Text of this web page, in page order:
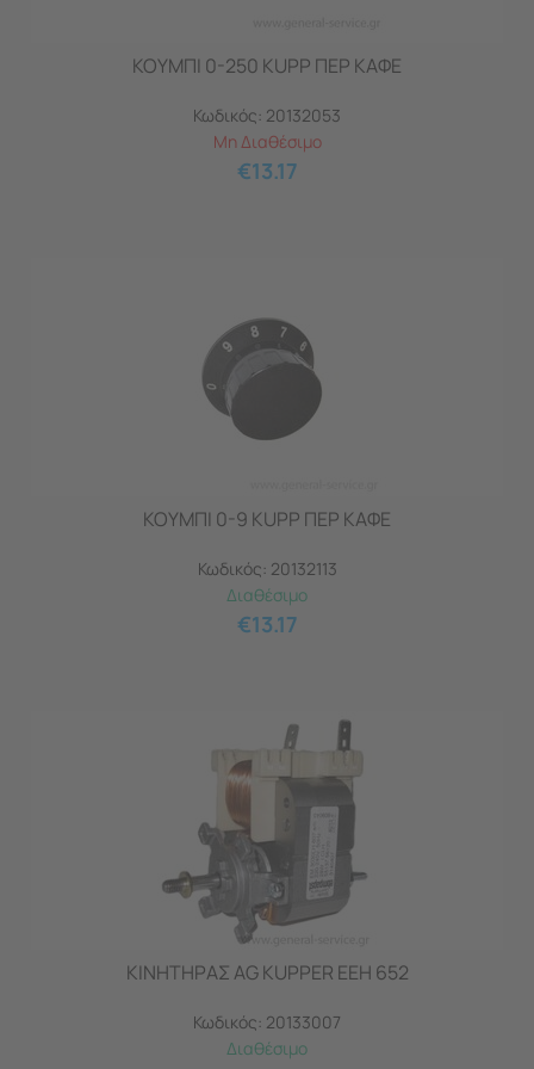
ΚΟΥΜΠΙ 0-250 KUPP ΠΕΡ ΚΑΦΕ
Κωδικός: 20132053
Μη Διαθέσιμο
€13.17
ΚΟΥΜΠΙ 0-9 KUPP ΠΕΡ ΚΑΦΕ
Κωδικός: 20132113
Διαθέσιμο
€13.17
ΚΙΝΗΤΗΡΑΣ AG KUPPER EEH 652
Κωδικός: 20133007
Διαθέσιμο